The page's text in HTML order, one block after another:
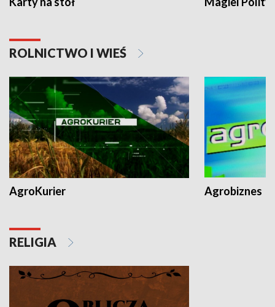
ROLNICTWO I WIEŚ
AgroKurier Agrobiznes
RELIGIA